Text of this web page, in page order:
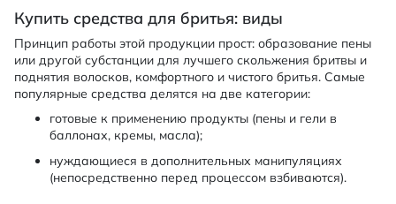
Купить средства для бритья: виды
Принцип работы этой продукции прост: образование пены
или другой субстанции для лучшего скольжения бритвы и
поднятия волосков, комфортного и чистого бритья. Самые
популярные средства делятся на две категории:
готовые к применению продукты (пены и гели в
баллонах, кремы, масла);
нуждающиеся в дополнительных манипуляциях
(непосредственно перед процессом взбиваются).